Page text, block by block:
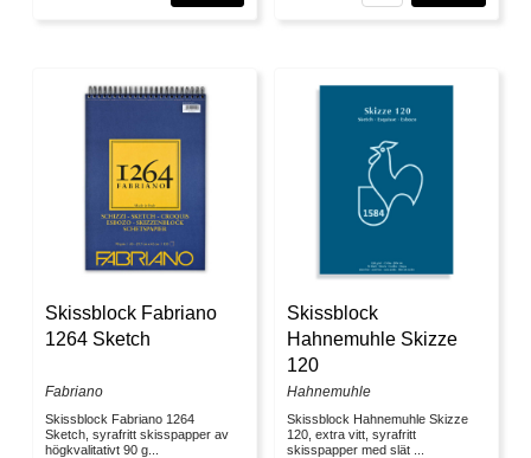
Skissblock Fabriano
1264 Sketch
Fabriano
Skissblock Fabriano 1264
Sketch, syrafritt skisspapper av
högkvalitativt 90 g...
Skissblock
Hahnemuhle Skizze
120
Hahnemuhle
Skissblock Hahnemuhle Skizze
120, extra vitt, syrafritt
skisspapper med slät ...